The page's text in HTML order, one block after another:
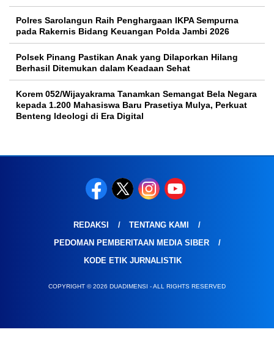
Polres Sarolangun Raih Penghargaan IKPA Sempurna
pada Rakernis Bidang Keuangan Polda Jambi 2026
Polsek Pinang Pastikan Anak yang Dilaporkan Hilang
Berhasil Ditemukan dalam Keadaan Sehat
Korem 052/Wijayakrama Tanamkan Semangat Bela Negara
kepada 1.200 Mahasiswa Baru Prasetiya Mulya, Perkuat
Benteng Ideologi di Era Digital
REDAKSI
TENTANG KAMI
PEDOMAN PEMBERITAAN MEDIA SIBER
KODE ETIK JURNALISTIK
COPYRIGHT © 2026 DUADIMENSI - ALL RIGHTS RESERVED